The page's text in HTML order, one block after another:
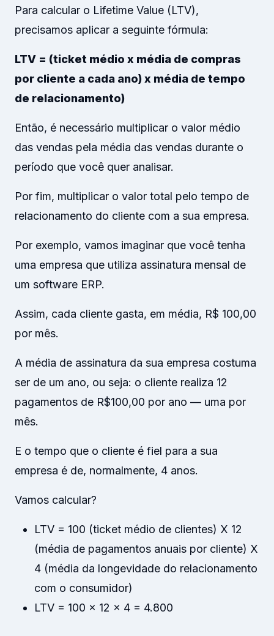
Para calcular o Lifetime Value (LTV),
precisamos aplicar a seguinte fórmula:
LTV = (ticket médio x média de compras
por cliente a cada ano) x média de tempo
de relacionamento)
Então, é necessário multiplicar o valor médio
das vendas pela média das vendas durante o
período que você quer analisar.
Por fim, multiplicar o valor total pelo tempo de
relacionamento do cliente com a sua empresa.
Por exemplo, vamos imaginar que você tenha
uma empresa que utiliza assinatura mensal de
um software ERP.
Assim, cada cliente gasta, em média, R$ 100,00
por mês.
A média de assinatura da sua empresa costuma
ser de um ano, ou seja: o cliente realiza 12
pagamentos de R$100,00 por ano — uma por
mês.
E o tempo que o cliente é fiel para a sua
empresa é de, normalmente, 4 anos.
Vamos calcular?
LTV = 100 (ticket médio de clientes) X 12
(média de pagamentos anuais por cliente) X
4 (média da longevidade do relacionamento
com o consumidor)
LTV = 100 x 12 x 4 = 4.800